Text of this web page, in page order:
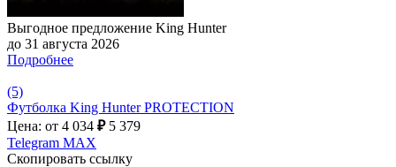
Выгодное предложение King Hunter
до 31 августа 2026
Подробнее
(5)
Футболка King Hunter PROTECTION
Цена: от 4 034 ₽ 5 379
Telegram MAX
Скопировать ссылку